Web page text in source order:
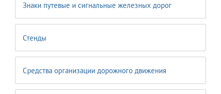
Знаки путевые и сигнальные железных дорог
Стенды
Средства организации дорожного движения